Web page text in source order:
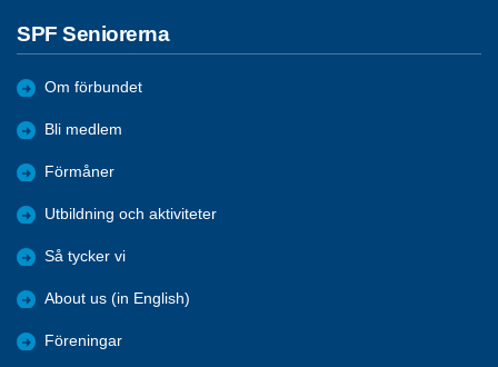
SPF Seniorerna
Om förbundet
Bli medlem
Förmåner
Utbildning och aktiviteter
Så tycker vi
About us (in English)
Föreningar